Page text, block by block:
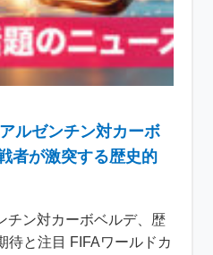
ルゼンチン対カーボ
者が激突する歴史的
チン対カーボベルデ、歴
待と注目 FIFAワールドカ